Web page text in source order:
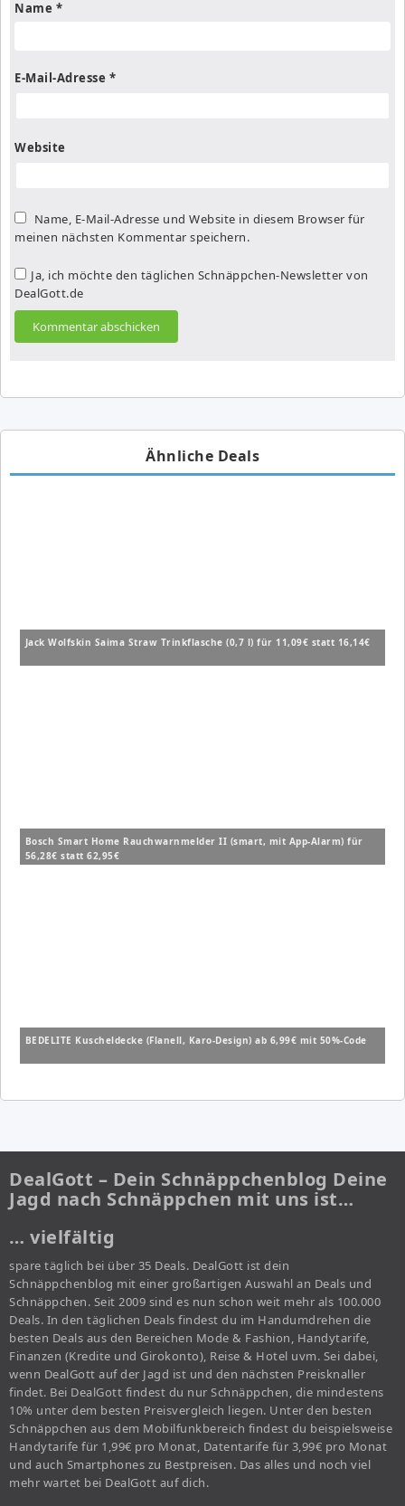
Name *
E-Mail-Adresse *
Website
Name, E-Mail-Adresse und Website in diesem Browser für
meinen nächsten Kommentar speichern.
Ja, ich möchte den täglichen Schnäppchen-Newsletter von
DealGott.de
Ähnliche Deals
Jack Wolfskin Saima Straw Trinkflasche (0,7 l) für 11,09€ statt 16,14€
Bosch Smart Home Rauchwarnmelder II (smart, mit App-Alarm) für
56,28€ statt 62,95€
BEDELITE Kuscheldecke (Flanell, Karo-Design) ab 6,99€ mit 50%-Code
DealGott – Dein Schnäppchenblog Deine
Jagd nach Schnäppchen mit uns ist…
… vielfältig
spare täglich bei über 35 Deals. DealGott ist dein
Schnäppchenblog mit einer großartigen Auswahl an Deals und
Schnäppchen. Seit 2009 sind es nun schon weit mehr als 100.000
Deals. In den täglichen Deals findest du im Handumdrehen die
besten Deals aus den Bereichen Mode & Fashion, Handytarife,
Finanzen (Kredite und Girokonto), Reise & Hotel uvm. Sei dabei,
wenn DealGott auf der Jagd ist und den nächsten Preisknaller
findet. Bei DealGott findest du nur Schnäppchen, die mindestens
10% unter dem besten Preisvergleich liegen. Unter den besten
Schnäppchen aus dem Mobilfunkbereich findest du beispielsweise
Handytarife für 1,99€ pro Monat, Datentarife für 3,99€ pro Monat
und auch Smartphones zu Bestpreisen. Das alles und noch viel
mehr wartet bei DealGott auf dich.